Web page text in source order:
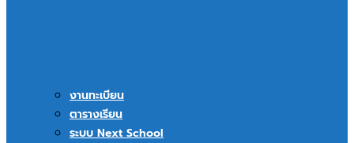
งานทะเบียน
ตารางเรียน
ระบบ Next School